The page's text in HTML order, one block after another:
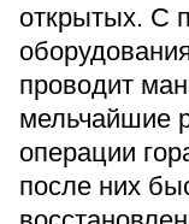
открытых. С
проводит
мельчайшие
операции
после них